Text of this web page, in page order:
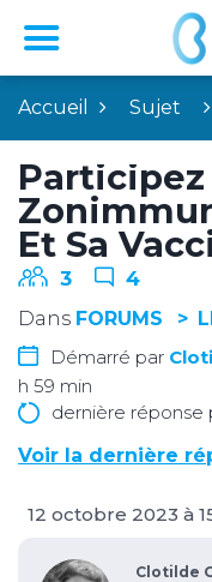
Accueil Sujet
Participez
Et Sa
3 4
Dans FORUMS
Démarré par
h 59 min
dernière réponse
Voir la dernière
12 octobre 2023 à
Clotilde